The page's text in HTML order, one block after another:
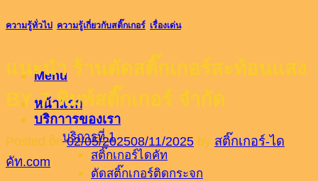
Menu
หน้าแรก
บริกาารของเรา
บริการที่ 1
สติ๊กเกอร์ไดคัท
ตัดสติ๊กเกอร์ติดกระจก
ความรู้ทั่วไป, ความรู้เกี่ยวกับสติ๊กเกอร์, เรื่องเด่น
แนะนำ ร้านตัดสติ๊กเกอร์สะท้อนแสง
BY 7.พิมพ์สติ๊กเกอร์ จำกัด
Posted on02/05/202508/11/2025 by สติ๊กเกอร์-ได
คัท.com